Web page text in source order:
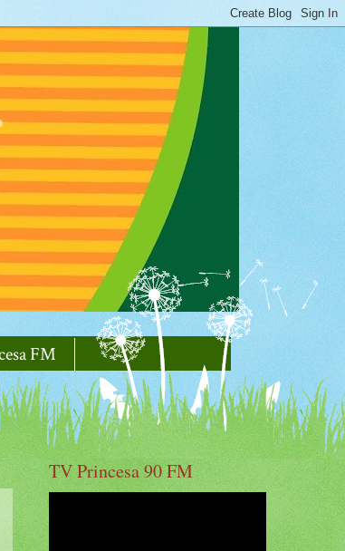
FM
TV Princesa 90 FM